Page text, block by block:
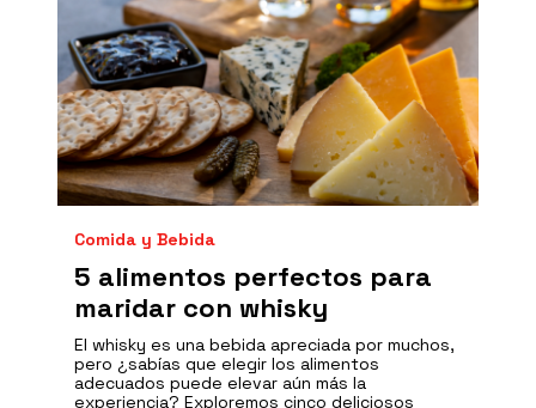
Comida y Bebida
5 alimentos perfectos para
maridar con whisky
El whisky es una bebida apreciada por muchos,
pero ¿sabías que elegir los alimentos
adecuados puede elevar aún más la
experiencia? Exploremos cinco deliciosos